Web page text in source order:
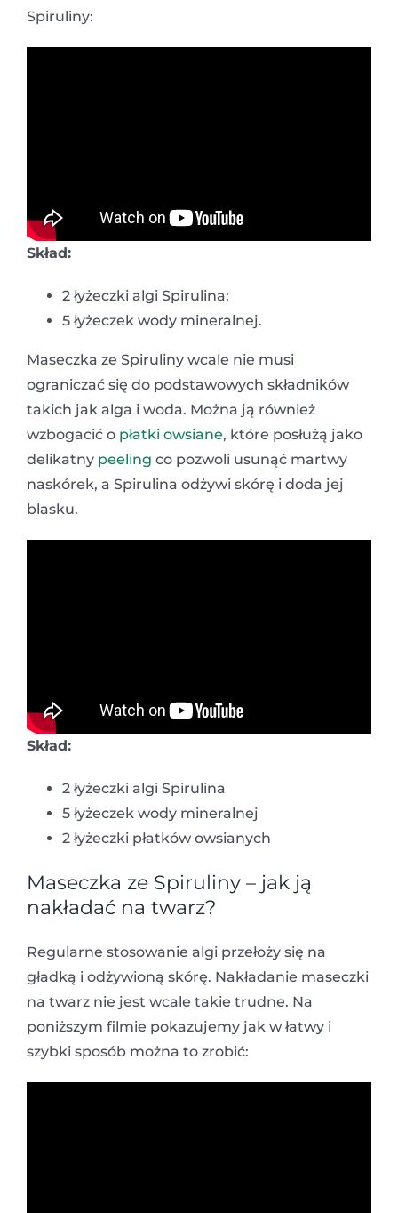
Spiruliny:
Skład:
2 łyżeczki algi Spirulina;
5 łyżeczek wody mineralnej.
Maseczka ze Spiruliny wcale nie musi
ograniczać się do podstawowych składników
takich jak alga i woda. Można ją również
wzbogacić o płatki owsiane, które posłużą jako
delikatny peeling co pozwoli usunąć martwy
naskórek, a Spirulina odżywi skórę i doda jej
blasku.
Skład:
2 łyżeczki algi Spirulina
5 łyżeczek wody mineralnej
2 łyżeczki płatków owsianych
Maseczka ze Spiruliny – jak ją
nakładać na twarz?
Regularne stosowanie algi przełoży się na
gładką i odżywioną skórę. Nakładanie maseczki
na twarz nie jest wcale takie trudne. Na
poniższym filmie pokazujemy jak w łatwy i
szybki sposób można to zrobić: